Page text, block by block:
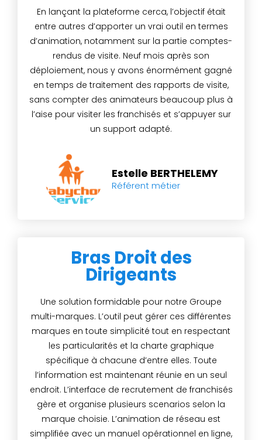
En lançant la plateforme cerca, l’objectif était
entre autres d’apporter un vrai outil en termes
d’animation, notamment sur la partie comptes-
rendus de visite. Neuf mois après son
déploiement, nous y avons énormément gagné
en temps de traitement des rapports de visite,
sans compter des animateurs beaucoup plus à
l’aise pour visiter les franchisés et s’appuyer sur
un support adapté.
Estelle BERTHELEMY
Référent métier
Bras Droit des
Dirigeants
Une solution formidable pour notre Groupe
multi-marques. L’outil peut gérer ces différentes
marques en toute simplicité tout en respectant
les particularités et la charte graphique
spécifique à chacune d’entre elles. Toute
l’information est maintenant réunie en un seul
endroit. L’interface de recrutement de franchisés
gère et organise plusieurs scenarios selon la
marque choisie. L’animation de réseau est
simplifiée avec un manuel opérationnel en ligne,